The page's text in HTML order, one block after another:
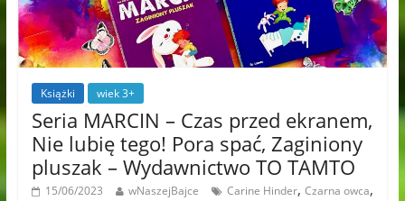
Książki wiek 3+
Seria MARCIN – Czas przed ekranem,
Nie lubię tego! Pora spać, Zaginiony
pluszak – Wydawnictwo TO TAMTO
15/06/2023 wNaszejBajce Carine Hinder, Czarna owca,